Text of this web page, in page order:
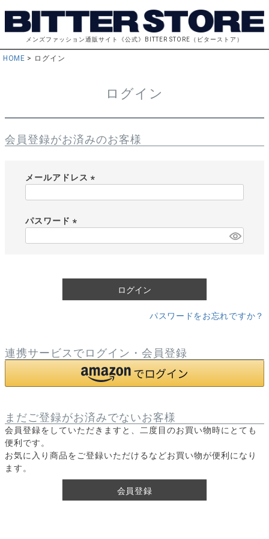
メンズファッション通販サイト《公式》BITTER STORE（ビターストア）
HOME ログイン
ログイン
会員登録がお済みのお客様
メールアドレス
)
パスワード
ログイン
パスワードをお忘れですか？
連携サービスでログイン・会員登録
まだご登録がお済みでないお客様
会員登録をしていただきますと、二度目のお買い物時にとても
便利です。
お気に入り商品をご登録いただけるなどお買い物が便利になり
ます。
会員登録